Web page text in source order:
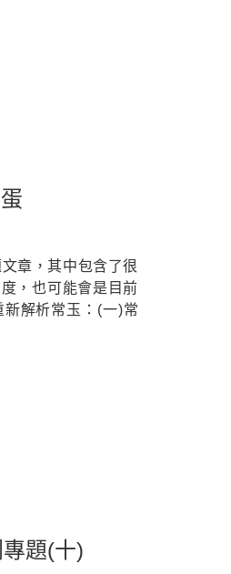
章，其中包含了很
，也可能會是目前
解析常玉：(一)常
題(十)